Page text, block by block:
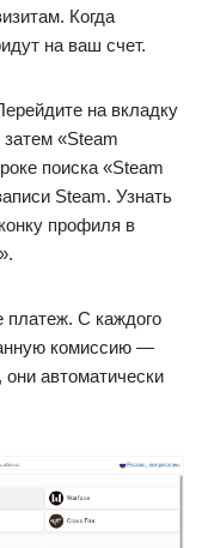
Когда
на ваш счет.
на вкладку
«Steam
поиска «Steam
Steam. Узнать
профиля в
платеж. С каждого
комиссию —
автоматически